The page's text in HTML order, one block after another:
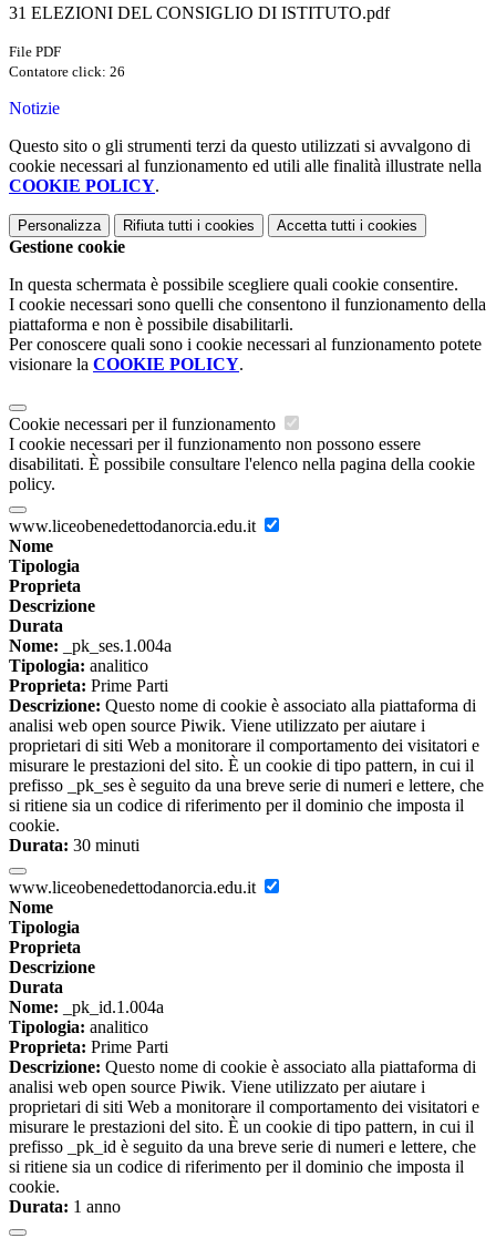
31 ELEZIONI DEL CONSIGLIO DI ISTITUTO.pdf
File PDF
Contatore click: 26
Notizie
Questo sito o gli strumenti terzi da questo utilizzati si avvalgono di
cookie necessari al funzionamento ed utili alle finalità illustrate nella
COOKIE POLICY.
Personalizza Rifiuta tutti i cookies Accetta tutti i cookies
Gestione cookie
In questa schermata è possibile scegliere quali cookie consentire.
I cookie necessari sono quelli che consentono il funzionamento della
piattaforma e non è possibile disabilitarli.
Per conoscere quali sono i cookie necessari al funzionamento potete
visionare la COOKIE POLICY.
Cookie necessari per il funzionamento
I cookie necessari per il funzionamento non possono essere
disabilitati. È possibile consultare l'elenco nella pagina della cookie
policy.
www.liceobenedettodanorcia.edu.it
Nome
Tipologia
Proprieta
Descrizione
Durata
Nome: _pk_ses.1.004a
Tipologia: analitico
Proprieta: Prime Parti
Descrizione: Questo nome di cookie è associato alla piattaforma di
analisi web open source Piwik. Viene utilizzato per aiutare i
proprietari di siti Web a monitorare il comportamento dei visitatori e
misurare le prestazioni del sito. È un cookie di tipo pattern, in cui il
prefisso _pk_ses è seguito da una breve serie di numeri e lettere, che
si ritiene sia un codice di riferimento per il dominio che imposta il
cookie.
Durata: 30 minuti
www.liceobenedettodanorcia.edu.it
Nome
Tipologia
Proprieta
Descrizione
Durata
Nome: _pk_id.1.004a
Tipologia: analitico
Proprieta: Prime Parti
Descrizione: Questo nome di cookie è associato alla piattaforma di
analisi web open source Piwik. Viene utilizzato per aiutare i
proprietari di siti Web a monitorare il comportamento dei visitatori e
misurare le prestazioni del sito. È un cookie di tipo pattern, in cui il
prefisso _pk_id è seguito da una breve serie di numeri e lettere, che
si ritiene sia un codice di riferimento per il dominio che imposta il
cookie.
Durata: 1 anno